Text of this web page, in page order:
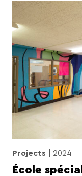
Projects 2024
École